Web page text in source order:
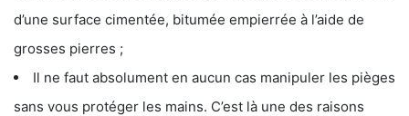
d’une surface cimentée, bitumée empierrée à l’aide de
grosses pierres ;
Il ne faut absolument en aucun cas manipuler les pièges
sans vous protéger les mains. C’est là une des raisons